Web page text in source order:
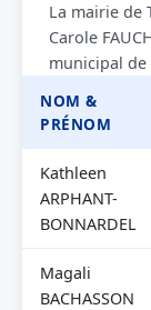
La mairie de
Carole
municipal
NOM &
PRÉNOM
Kathleen
ARPHANT-
BONNARDEL
Magali
BACHASSON